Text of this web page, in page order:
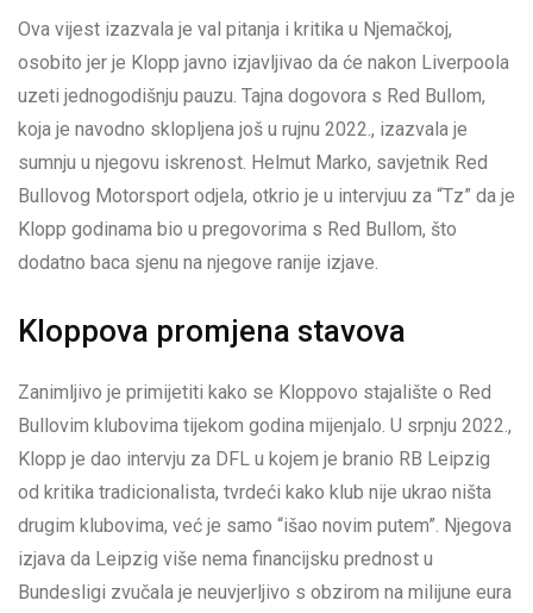
Ova vijest izazvala je val pitanja i kritika u Njemačkoj,
osobito jer je Klopp javno izjavljivao da će nakon Liverpoola
uzeti jednogodišnju pauzu. Tajna dogovora s Red Bullom,
koja je navodno sklopljena još u rujnu 2022., izazvala je
sumnju u njegovu iskrenost. Helmut Marko, savjetnik Red
Bullovog Motorsport odjela, otkrio je u intervjuu za “Tz” da je
Klopp godinama bio u pregovorima s Red Bullom, što
dodatno baca sjenu na njegove ranije izjave.
Kloppova promjena stavova
Zanimljivo je primijetiti kako se Kloppovo stajalište o Red
Bullovim klubovima tijekom godina mijenjalo. U srpnju 2022.,
Klopp je dao intervju za DFL u kojem je branio RB Leipzig
od kritika tradicionalista, tvrdeći kako klub nije ukrao ništa
drugim klubovima, već je samo “išao novim putem”. Njegova
izjava da Leipzig više nema financijsku prednost u
Bundesligi zvučala je neuvjerljivo s obzirom na milijune eura